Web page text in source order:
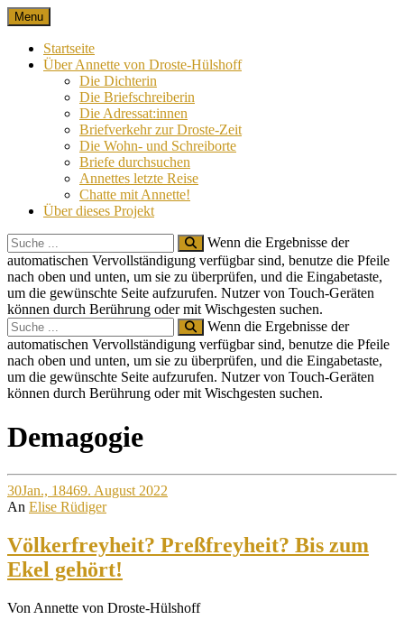
Skip
to
content
Nach 100 Jahren
Annette von Droste-Hülshoff in Briefen
Menu
Startseite
Über Annette von Droste-Hülshoff
Die Dichterin
Die Briefschreiberin
Die Adressat:innen
Briefverkehr zur Droste-Zeit
Die Wohn- und Schreiborte
Briefe durchsuchen
Annettes letzte Reise
Chatte mit Annette!
Über dieses Projekt
Search
for:
Wenn die Ergebnisse der
automatischen Vervollständigung verfügbar sind, benutze die Pfeile
nach oben und unten, um sie zu überprüfen, und die Eingabetaste,
um die gewünschte Seite aufzurufen. Nutzer von Touch-Geräten
können durch Berührung oder mit Wischgesten suchen.
Search
for:
Wenn die Ergebnisse der
automatischen Vervollständigung verfügbar sind, benutze die Pfeile
nach oben und unten, um sie zu überprüfen, und die Eingabetaste,
um die gewünschte Seite aufzurufen. Nutzer von Touch-Geräten
können durch Berührung oder mit Wischgesten suchen.
Site
Overlay
Demagogie
30Jan., 18469. August 2022
An Elise Rüdiger
Völkerfreyheit? Preßfreyheit? Bis zum
Ekel gehört!
Von Annette von Droste-Hülshoff